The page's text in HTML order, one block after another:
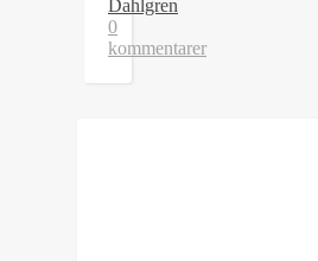
Dahlgren
0
kommentarer